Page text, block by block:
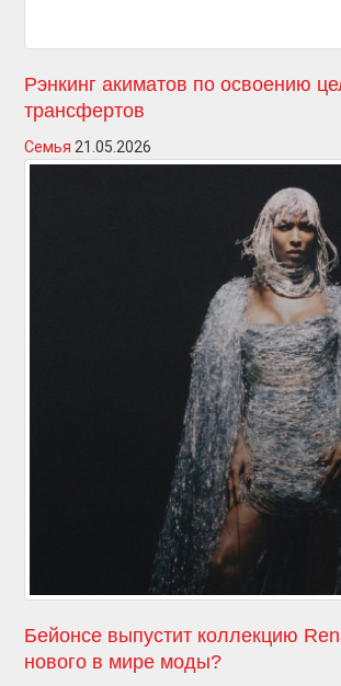
Рэнкинг акиматов по освоению
трансфертов
Семья 21.05.2026
Бейонсе выпустит коллекцию
нового в мире моды?